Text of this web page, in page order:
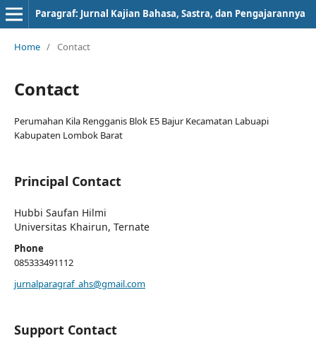
Paragraf: Jurnal Kajian Bahasa, Sastra, dan Pengajarannya
Home / Contact
Contact
Perumahan Kila Rengganis Blok E5 Bajur Kecamatan Labuapi
Kabupaten Lombok Barat
Principal Contact
Hubbi Saufan Hilmi
Universitas Khairun, Ternate
Phone
085333491112
jurnalparagraf_ahs@gmail.com
Support Contact